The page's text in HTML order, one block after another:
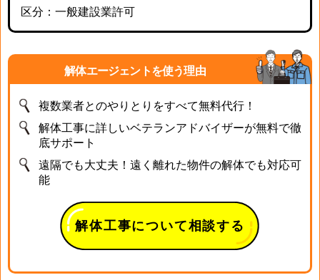
区分：一般建設業許可
解体エージェントを使う理由
複数業者とのやりとりをすべて無料代行！
解体工事に詳しいベテランアドバイザーが無料で徹
底サポート
遠隔でも大丈夫！遠く離れた物件の解体でも対応可
能
解体工事について相談する